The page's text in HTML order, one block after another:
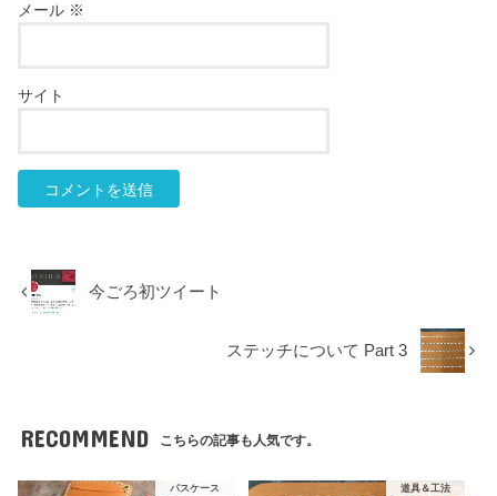
メール ※
サイト
今ごろ初ツイート
ステッチについて Part 3
RECOMMEND こちらの記事も人気です。
パスケース 道具＆工法